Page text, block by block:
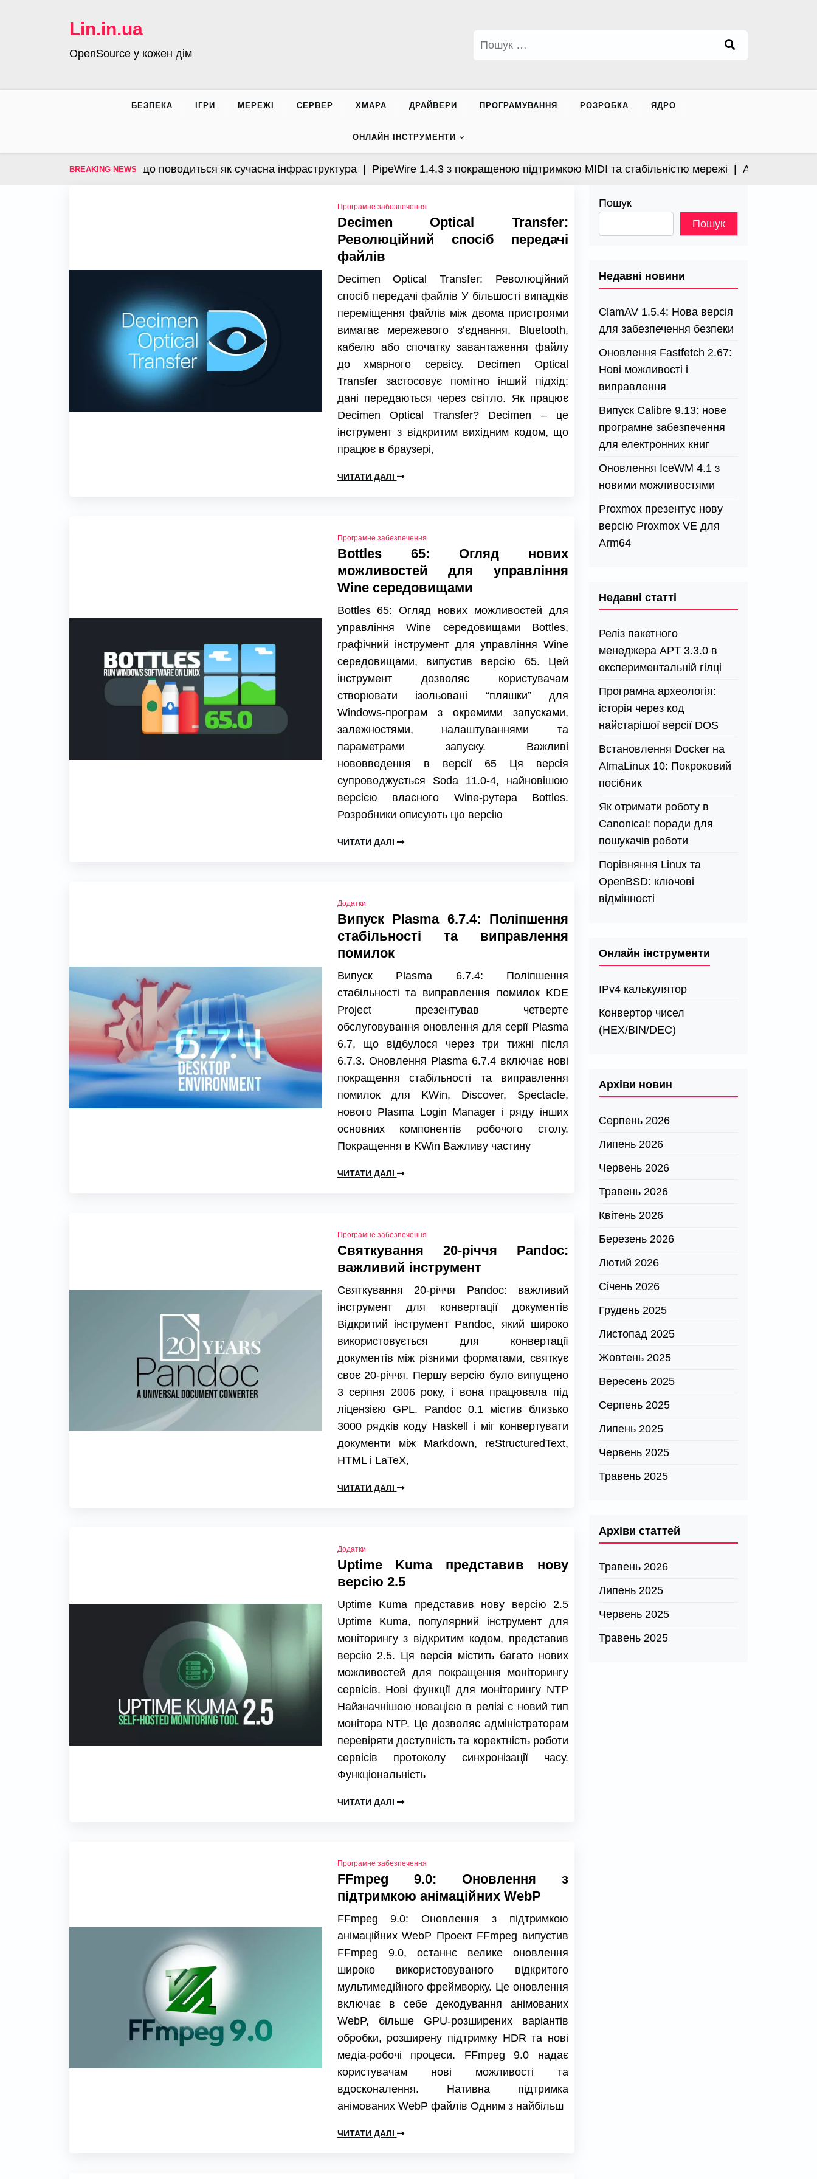
Lin.in.ua
OpenSource у кожен дім
БЕЗПЕКА ІГРИ МЕРЕЖІ СЕРВЕР ХМАРА ДРАЙВЕРИ ПРОГРАМУВАННЯ РОЗРОБКА ЯДРО
ОНЛАЙН ІНСТРУМЕНТИ
BREAKING NEWS
система, що поводиться як сучасна інфраструктура |PipeWire 1.4.3 з покращеною підтримкою MIDI та стабільністю мережі |Apple випустила
Програмне забезпечення
Decimen Optical Transfer:
Революційний спосіб передачі
файлів
Decimen Optical Transfer: Революційний
спосіб передачі файлів У більшості випадків
переміщення файлів між двома пристроями
вимагає мережевого з’єднання, Bluetooth,
кабелю або спочатку завантаження файлу
до хмарного сервісу. Decimen Optical
Transfer застосовує помітно інший підхід:
дані передаються через світло. Як працює
Decimen Optical Transfer? Decimen – це
інструмент з відкритим вихідним кодом, що
працює в браузері,
ЧИТАТИ ДАЛІ
Програмне забезпечення
Bottles 65: Огляд нових
можливостей для управління
Wine середовищами
Bottles 65: Огляд нових можливостей для
управління Wine середовищами Bottles,
графічний інструмент для управління Wine
середовищами, випустив версію 65. Цей
інструмент дозволяє користувачам
створювати ізольовані “пляшки” для
Windows-програм з окремими запусками,
залежностями, налаштуваннями та
параметрами запуску. Важливі
нововведення в версії 65 Ця версія
супроводжується Soda 11.0-4, найновішою
версією власного Wine-рутера Bottles.
Розробники описують цю версію
ЧИТАТИ ДАЛІ
Додатки
Випуск Plasma 6.7.4: Поліпшення
стабільності та виправлення
помилок
Випуск Plasma 6.7.4: Поліпшення
стабільності та виправлення помилок KDE
Project презентував четверте
обслуговування оновлення для серії Plasma
6.7, що відбулося через три тижні після
6.7.3. Оновлення Plasma 6.7.4 включає нові
покращення стабільності та виправлення
помилок для KWin, Discover, Spectacle,
нового Plasma Login Manager і ряду інших
основних компонентів робочого столу.
Покращення в KWin Важливу частину
ЧИТАТИ ДАЛІ
Програмне забезпечення
Святкування 20-річчя Pandoc:
важливий інструмент
Святкування 20-річчя Pandoc: важливий
інструмент для конвертації документів
Відкритий інструмент Pandoc, який широко
використовується для конвертації
документів між різними форматами, святкує
своє 20-річчя. Першу версію було випущено
3 серпня 2006 року, і вона працювала під
ліцензією GPL. Pandoc 0.1 містив близько
3000 рядків коду Haskell і міг конвертувати
документи між Markdown, reStructuredText,
HTML і LaTeX,
ЧИТАТИ ДАЛІ
Додатки
Uptime Kuma представив нову
версію 2.5
Uptime Kuma представив нову версію 2.5
Uptime Kuma, популярний інструмент для
моніторингу з відкритим кодом, представив
версію 2.5. Ця версія містить багато нових
можливостей для покращення моніторингу
сервісів. Нові функції для моніторингу NTP
Найзначнішою новацією в релізі є новий тип
монітора NTP. Це дозволяє адміністраторам
перевіряти доступність та коректність роботи
сервісів протоколу синхронізації часу.
Функціональність
ЧИТАТИ ДАЛІ
Програмне забезпечення
FFmpeg 9.0: Оновлення з
підтримкою анімаційних WebP
FFmpeg 9.0: Оновлення з підтримкою
анімаційних WebP Проект FFmpeg випустив
FFmpeg 9.0, останнє велике оновлення
широко використовуваного відкритого
мультимедійного фреймворку. Це оновлення
включає в себе декодування анімованих
WebP, більше GPU-розширених варіантів
обробки, розширену підтримку HDR та нові
медіа-робочі процеси. FFmpeg 9.0 надає
користувачам нові можливості та
вдосконалення. Нативна підтримка
анімованих WebP файлів Одним з найбільш
ЧИТАТИ ДАЛІ
Пошук
Пошук
Недавні новини
ClamAV 1.5.4: Нова версія
для забезпечення безпеки
Оновлення Fastfetch 2.67:
Нові можливості і
виправлення
Випуск Calibre 9.13: нове
програмне забезпечення
для електронних книг
Оновлення IceWM 4.1 з
новими можливостями
Proxmox презентує нову
версію Proxmox VE для
Arm64
Недавні статті
Реліз пакетного
менеджера APT 3.3.0 в
експериментальній гілці
Програмна археологія:
історія через код
найстарішої версії DOS
Встановлення Docker на
AlmaLinux 10: Покроковий
посібник
Як отримати роботу в
Canonical: поради для
пошукачів роботи
Порівняння Linux та
OpenBSD: ключові
відмінності
Онлайн інструменти
IPv4 калькулятор
Конвертор чисел
(HEX/BIN/DEC)
Архіви новин
Серпень 2026
Липень 2026
Червень 2026
Травень 2026
Квітень 2026
Березень 2026
Лютий 2026
Січень 2026
Грудень 2025
Листопад 2025
Жовтень 2025
Вересень 2025
Серпень 2025
Липень 2025
Червень 2025
Травень 2025
Архіви статтей
Травень 2026
Липень 2025
Червень 2025
Травень 2025